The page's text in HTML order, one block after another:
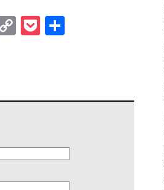
RedditCopyPocket